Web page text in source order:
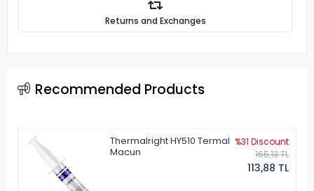
Returns and Exchanges
Recommended Products
Thermalright HY510 Termal
Macun
%31 Discount
165,13 TL
113,88 TL